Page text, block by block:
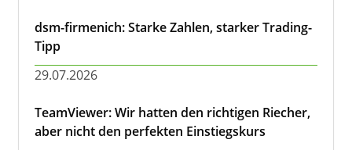
dsm-firmenich: Starke Zahlen, starker Trading-
Tipp
29.07.2026
TeamViewer: Wir hatten den richtigen Riecher,
aber nicht den perfekten Einstiegskurs